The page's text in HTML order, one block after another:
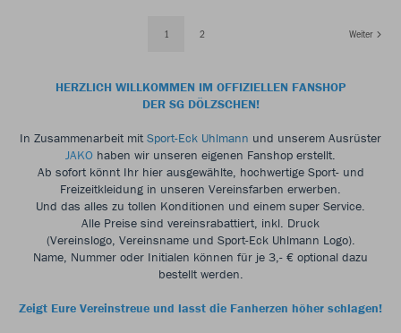
1 2 Weiter
HERZLICH WILLKOMMEN IM OFFIZIELLEN FANSHOP
DER SG DÖLZSCHEN!
In Zusammenarbeit mitSport-Eck Uhlmann und unserem Ausrüster
JAKO haben wir unseren eigenen Fanshop erstellt.
Ab sofort könnt Ihr hier ausgewählte, hochwertige Sport- und
Freizeitkleidung in unseren Vereinsfarben erwerben.
Und das alles zu tollen Konditionen und einem super Service.
Alle Preise sind vereinsrabattiert, inkl. Druck
(Vereinslogo, Vereinsname und Sport-Eck Uhlmann Logo).
Name, Nummer oder Initialen können für je 3,- € optional dazu
bestellt werden.
Zeigt Eure Vereinstreue und lasst die Fanherzen höher schlagen!